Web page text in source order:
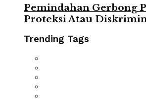
Pemindahan Gerbong
Proteksi Atau
Trending Tags